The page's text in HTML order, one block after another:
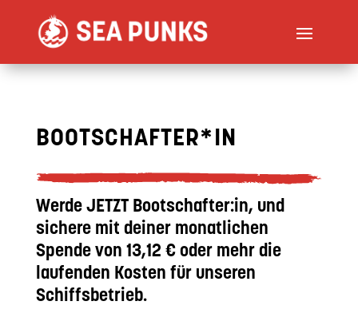
BOOTSCHAFTER*IN
Werde JETZT Bootschafter:in, und
sichere mit deiner monatlichen
Spende von 13,12 € oder mehr die
laufenden Kosten für unseren
Schiffsbetrieb.